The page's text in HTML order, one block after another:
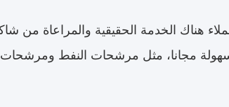
هناك الخدمة الحقيقية والمراعاة من
مجانا، مثل مرشحات النفط ومرشحات